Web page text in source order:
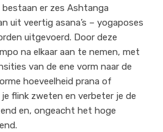
er zes Ashtanga
uit veertig asana’s – yogaposes
uitgevoerd. Door deze
na elkaar aan te nemen, met
van de ene vorm naar de
hoeveelheid prana of
je flink zweten en verbeter je de
en, ongeacht het hoge